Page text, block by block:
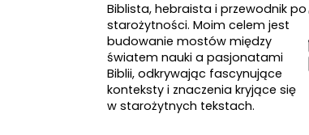
Biblista, hebraista i przewodnik po
starożytności. Moim celem jest
budowanie mostów między
światem nauki a pasjonatami
Biblii, odkrywając fascynujące
konteksty i znaczenia kryjące się
w starożytnych tekstach.